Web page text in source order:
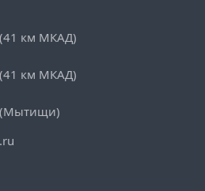
км МКАД)
км МКАД)
(Мытищи)